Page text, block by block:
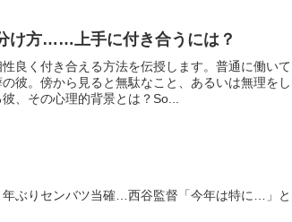
け方……上手に付き合うには？
良く付き合える方法を伝授します。普通に働いて
彼。傍から見ると無駄なこと、あるいは無理をし
、その心理的背景とは？So...
ぶりセンバツ当確…西谷監督「今年は特に…」と